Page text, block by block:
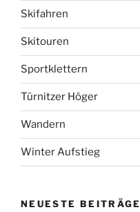
Skifahren
Skitouren
Sportklettern
Türnitzer Höger
Wandern
Winter Aufstieg
NEUESTE BEITRÄGE